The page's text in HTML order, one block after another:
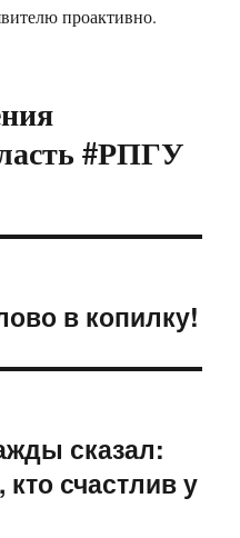
проактивно.
#РПГУ
в копилку!
сказал:
кто счастлив у